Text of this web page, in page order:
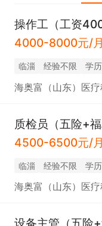
操作工（工资
4000-8000元/月
临淄 经验不限 学
海奥富（山东）医
质检员（五险+福
4500-6500元/月
临淄 经验不限 学
海奥富（山东）医